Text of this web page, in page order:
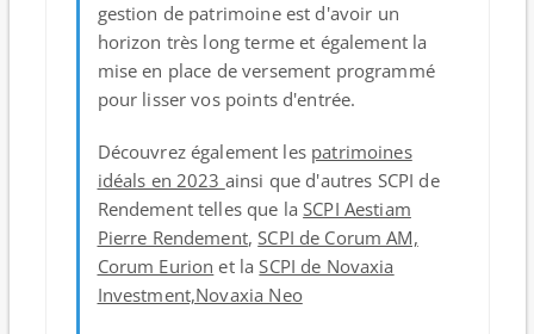
gestion de patrimoine est d'avoir un
horizon très long terme et également la
mise en place de versement programmé
pour lisser vos points d'entrée.
Découvrez également les patrimoines
idéals en 2023 ainsi que d'autres SCPI de
Rendement telles que laSCPI Aestiam
Pierre Rendement,SCPI de Corum AM,
Corum Eurion et laSCPI de Novaxia
Investment,Novaxia Neo